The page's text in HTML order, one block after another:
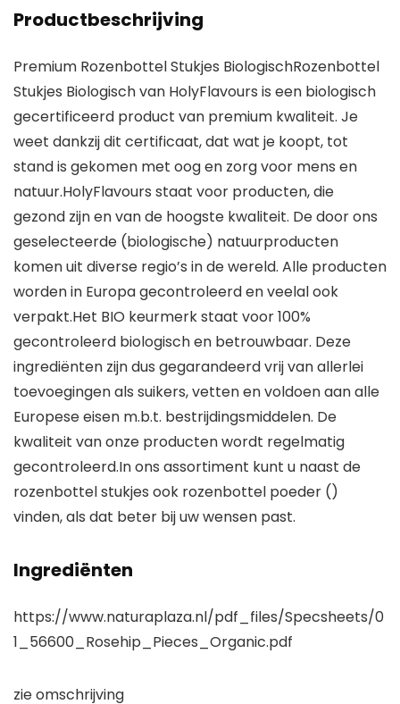
Productbeschrijving
Premium Rozenbottel Stukjes BiologischRozenbottel
Stukjes Biologisch van HolyFlavours is een biologisch
gecertificeerd product van premium kwaliteit. Je
weet dankzij dit certificaat, dat wat je koopt, tot
stand is gekomen met oog en zorg voor mens en
natuur.HolyFlavours staat voor producten, die
gezond zijn en van de hoogste kwaliteit. De door ons
geselecteerde (biologische) natuurproducten
komen uit diverse regio’s in de wereld. Alle producten
worden in Europa gecontroleerd en veelal ook
verpakt.Het BIO keurmerk staat voor 100%
gecontroleerd biologisch en betrouwbaar. Deze
ingrediënten zijn dus gegarandeerd vrij van allerlei
toevoegingen als suikers, vetten en voldoen aan alle
Europese eisen m.b.t. bestrijdingsmiddelen. De
kwaliteit van onze producten wordt regelmatig
gecontroleerd.In ons assortiment kunt u naast de
rozenbottel stukjes ook rozenbottel poeder ()
vinden, als dat beter bij uw wensen past.
Ingrediënten
https://www.naturaplaza.nl/pdf_files/Specsheets/0
1_56600_Rosehip_Pieces_Organic.pdf
zie omschrijving